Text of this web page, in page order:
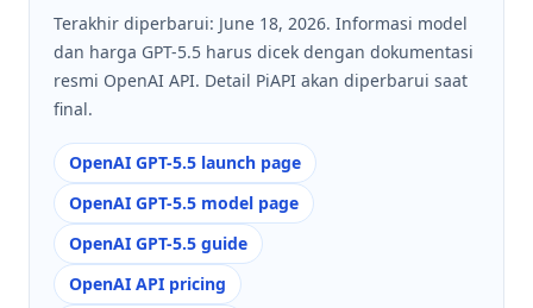
Terakhir diperbarui: June 18, 2026. Informasi model
dan harga GPT-5.5 harus dicek dengan dokumentasi
resmi OpenAI API. Detail PiAPI akan diperbarui saat
final.
OpenAI GPT-5.5 launch page
OpenAI GPT-5.5 model page
OpenAI GPT-5.5 guide
OpenAI API pricing